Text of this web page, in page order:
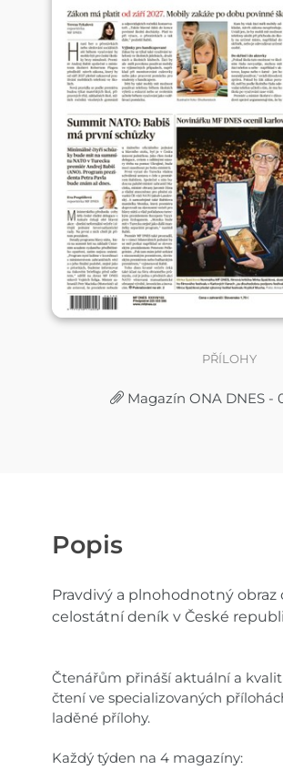
PŘÍLOHY
Magazín ONA DNES -
Popis
Pravdivý a plnohodnotný obraz
celostátní deník v České
Čtenářům přináší aktuální a
čtení ve specializovaných
laděné přílohy.
Každý týden na 4 magazíny: